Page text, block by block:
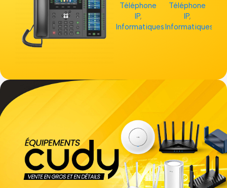
Téléphone
IP,
Informatiques
Téléphone
IP,
Informatiques